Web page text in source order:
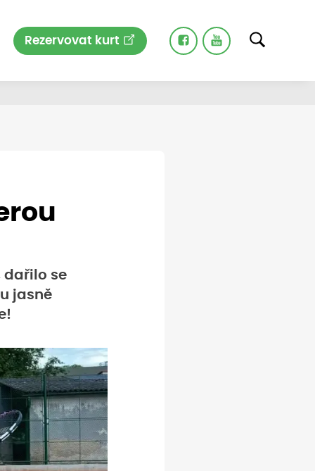
Rezervovat kurt
dařilo se
jasně